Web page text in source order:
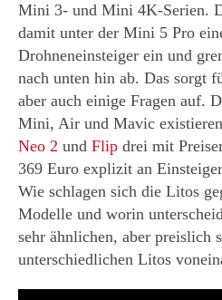
Mini 3- und Mini 4K-Serien.
damit unter der Mini 5 Pro
Drohneneinsteiger ein und
nach unten hin ab. Das sorgt
aber auch einige Fragen auf.
Mini, Air und Mavic
Neo 2 und Flip drei mit
369 Euro explizit an
Wie schlagen sich die Litos
Modelle und worin
sehr ähnlichen, aber preislich
unterschiedlichen Litos